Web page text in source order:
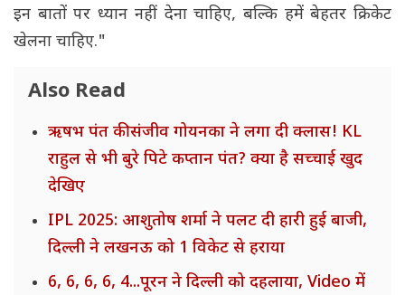
इन बातों पर ध्यान नहीं देना चाहिए, बल्कि हमें बेहतर क्रिकेट
खेलना चाहिए."
Also Read
ऋषभ पंत की संजीव गोयनका ने लगा दी क्लास! KL
राहुल से भी बुरे पिटे कप्तान पंत? क्या है सच्चाई खुद
देखिए
IPL 2025: आशुतोष शर्मा ने पलट दी हारी हुई बाजी,
दिल्ली ने लखनऊ को 1 विकेट से हराया
6, 6, 6, 6, 4...पूरन ने दिल्ली को दहलाया, Video में